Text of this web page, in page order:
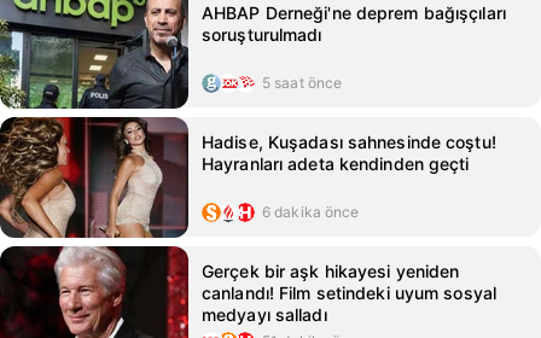
AHBAP Derneği'ne deprem bağışçıları
soruşturulmadı
5 saat önce
Hadise, Kuşadası sahnesinde coştu!
Hayranları adeta kendinden geçti
6 dakika önce
Gerçek bir aşk hikayesi yeniden
canlandı! Film setindeki uyum sosyal
medyayı salladı